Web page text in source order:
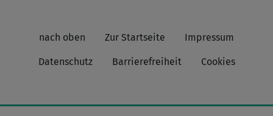
nach oben Zur Startseite Impressum
Datenschutz Barrierefreiheit Cookies